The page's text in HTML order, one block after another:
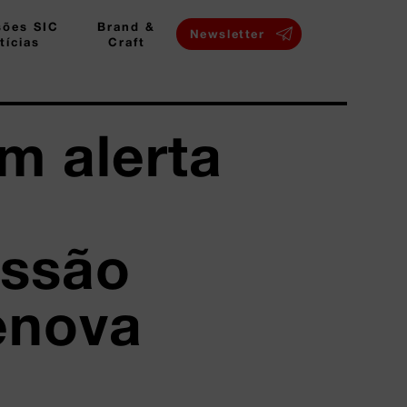
SIC
Brand &
Craft
Newsletter
alerta